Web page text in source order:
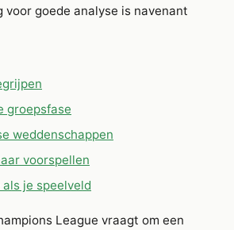
voor goede analyse is navenant
groepsfase
weddenschappen
voorspellen
als je speelveld
League vraagt om een